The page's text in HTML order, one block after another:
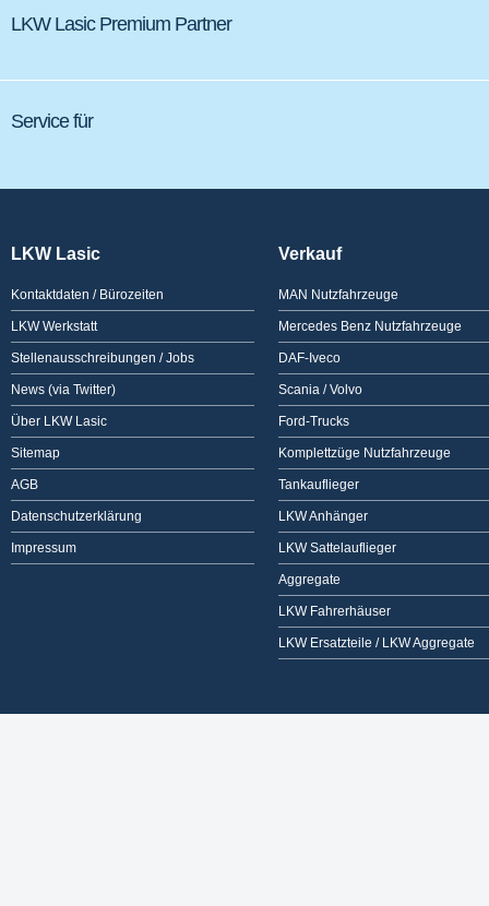
LKW Lasic Premium Partner
Service für
LKW Lasic
Kontaktdaten / Bürozeiten
LKW Werkstatt
Stellenausschreibungen / Jobs
News (via Twitter)
Über LKW Lasic
Sitemap
AGB
Datenschutzerklärung
Impressum
Verkauf
MAN Nutzfahrzeuge
Mercedes Benz Nutzfahrzeuge
DAF-Iveco
Scania / Volvo
Ford-Trucks
Komplettzüge Nutzfahrzeuge
Tankauflieger
LKW Anhänger
LKW Sattelauflieger
Aggregate
LKW Fahrerhäuser
LKW Ersatzteile / LKW Aggregate